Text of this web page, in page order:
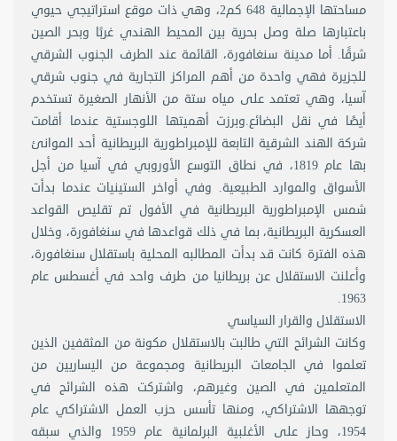
مساحتها الإجمالية 648 كم2، وهي ذات موقع استراتيجي حيوي
باعتبارها صلة وصل بحرية بين المحيط الهندي غربًا وبحر الصين
شرقًا. أما مدينة سنغافورة، القائمة عند الطرف الجنوب الشرقي
للجزيرة فهي واحدة من أهم المراكز التجارية في جنوب شرقي
آسيا، وهي تعتمد على مياه ستة من الأنهار الصغيرة تستخدم
أيضًا في نقل البضائع.وبرزت أهميتها اللوجستية عندما أقامت
شركة الهند الشرقية التابعة للإمبراطورية البريطانية أحد الموانئ
بها عام 1819، في نطاق التوسع الأوروبي في آسيا من أجل
الأسواق والموارد الطبيعية. وفي أواخر الستينيات عندما بدأت
شمس الإمبراطورية البريطانية في الأفول تم تقليص القواعد
العسكرية البريطانية، بما في ذلك قواعدها في سنغافورة، وخلال
هذه الفترة كانت قد بدأت المطالبه المحلية باستقلال سنغافورة،
وأعلنت الاستقلال عن بريطانيا من طرف واحد في أغسطس عام
1963.
الاستقلال والقرار السياسي
وكانت الشرائح التي طالبت بالاستقلال مكونة من المثقفين الذين
تعلموا في الجامعات البريطانية ومجموعة من اليساريين من
المتعلمين في الصين وغيرهم، واشتركت هذه الشرائح في
توجهها الاشتراكي، ومنها تأسس حزب العمل الاشتراكي عام
1954، وحاز على الأغلبية البرلمانية عام 1959 والذي سبقه